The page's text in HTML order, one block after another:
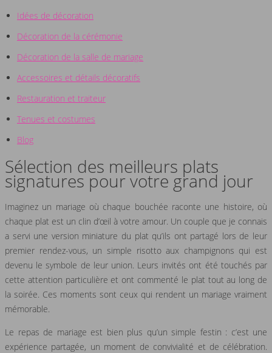
Idées de décoration
Décoration de la cérémonie
Décoration de la salle de mariage
Accessoires et détails décoratifs
Restauration et traiteur
Tenues et costumes
Blog
Sélection des meilleurs plats
signatures pour votre grand jour
Imaginez un mariage où chaque bouchée raconte une histoire, où
chaque plat est un clin d’œil à votre amour. Un couple que je connais
a servi une version miniature du plat qu’ils ont partagé lors de leur
premier rendez-vous, un simple risotto aux champignons qui est
devenu le symbole de leur union. Leurs invités ont été touchés par
cette attention particulière et ont commenté le plat tout au long de
la soirée. Ces moments sont ceux qui rendent un mariage vraiment
mémorable.
Le repas de mariage est bien plus qu’un simple festin : c’est une
expérience partagée, un moment de convivialité et de célébration.